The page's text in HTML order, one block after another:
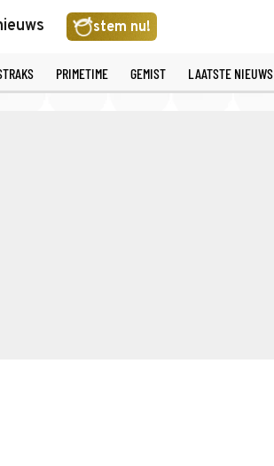
stem nu!
PRIMETIME GEMIST LAATSTE NIEUWS